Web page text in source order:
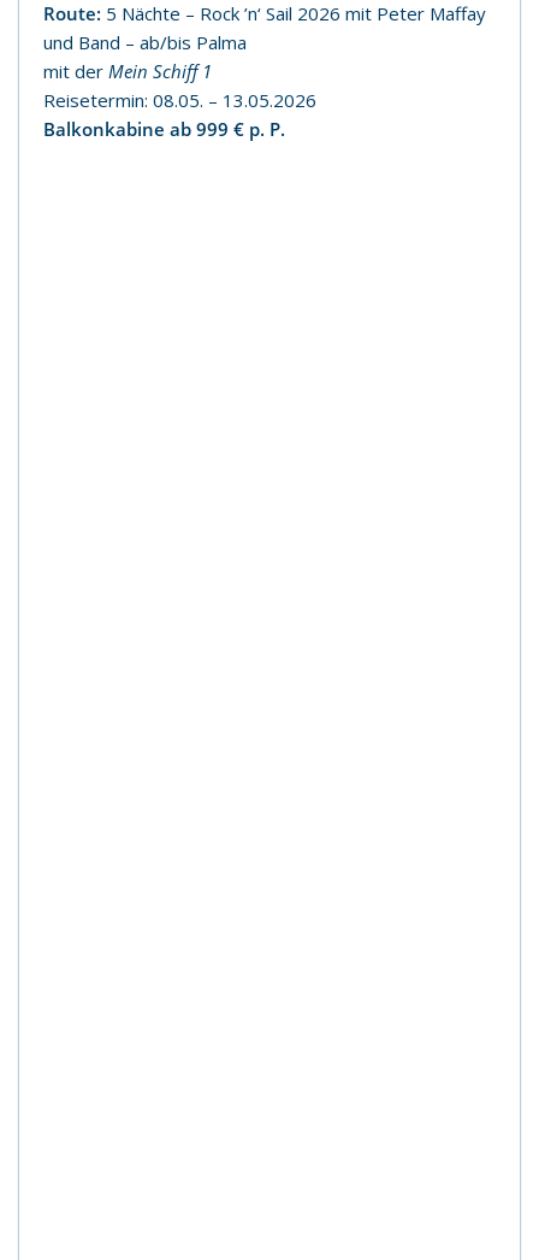
Route: 5 Nächte – Rock ’n‘ Sail 2026 mit Peter Maffay
und Band – ab/bis Palma
mit der Mein Schiff 1
Reisetermin: 08.05. – 13.05.2026
Balkonkabine ab 999 € p. P.